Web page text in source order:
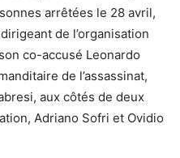
arrêtées le 28 avril,
de l’organisation
co-accusé Leonardo
de l’assassinat,
aux côtés de deux
Adriano Sofri et Ovidio